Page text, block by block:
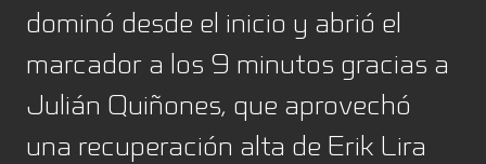
dominó desde el inicio y abrió el
marcador a los 9 minutos gracias a
Julián Quiñones, que aprovechó
una recuperación alta de Erik Lira